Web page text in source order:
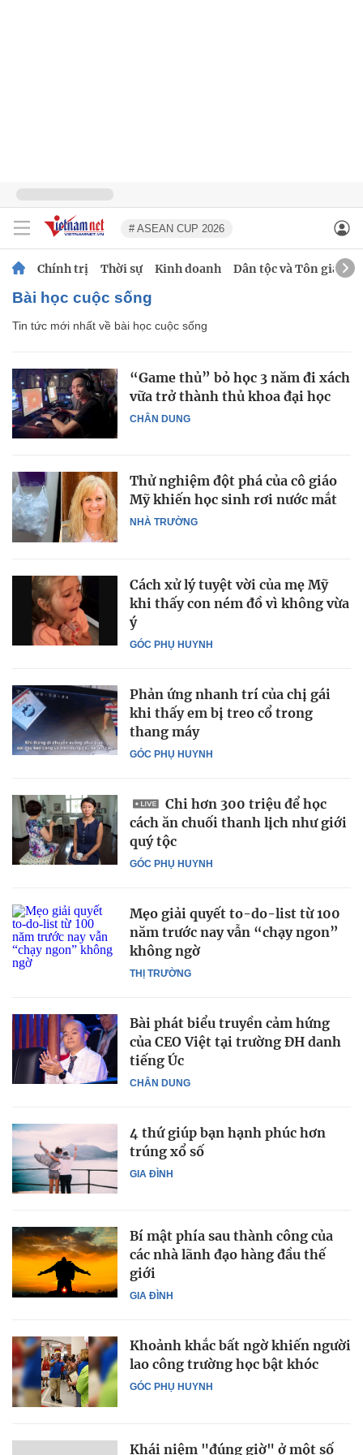
# ASEAN CUP 2026
Chính trị Thời sự Kinh doanh Dân tộc và Tôn giáo
bài học cuộc sống
Tin tức mới nhất về bài học cuộc sống
CHÂN DUNG
“Game thủ” bỏ học 3 năm đi xách
vữa trở thành thủ khoa đại học
NHÀ TRƯỜNG
Thử nghiệm đột phá của cô giáo
Mỹ khiến học sinh rơi nước mắt
GÓC PHỤ HUYNH
Cách xử lý tuyệt vời của mẹ Mỹ
khi thấy con ném đồ vì không vừa
ý
GÓC PHỤ HUYNH
Phản ứng nhanh trí của chị gái
khi thấy em bị treo cổ trong
thang máy
GÓC PHỤ HUYNH
Chi hơn 300 triệu để học
cách ăn chuối thanh lịch như giới
quý tộc
THỊ TRƯỜNG
Mẹo giải quyết to-do-list từ 100
năm trước nay vẫn “chạy ngon”
không ngờ
CHÂN DUNG
Bài phát biểu truyền cảm hứng
của CEO Việt tại trường ĐH danh
tiếng Úc
GIA ĐÌNH
4 thứ giúp bạn hạnh phúc hơn
trúng xổ số
GIA ĐÌNH
Bí mật phía sau thành công của
các nhà lãnh đạo hàng đầu thế
giới
GÓC PHỤ HUYNH
Khoảnh khắc bất ngờ khiến người
lao công trường học bật khóc
Khái niệm "đúng giờ" ở một số